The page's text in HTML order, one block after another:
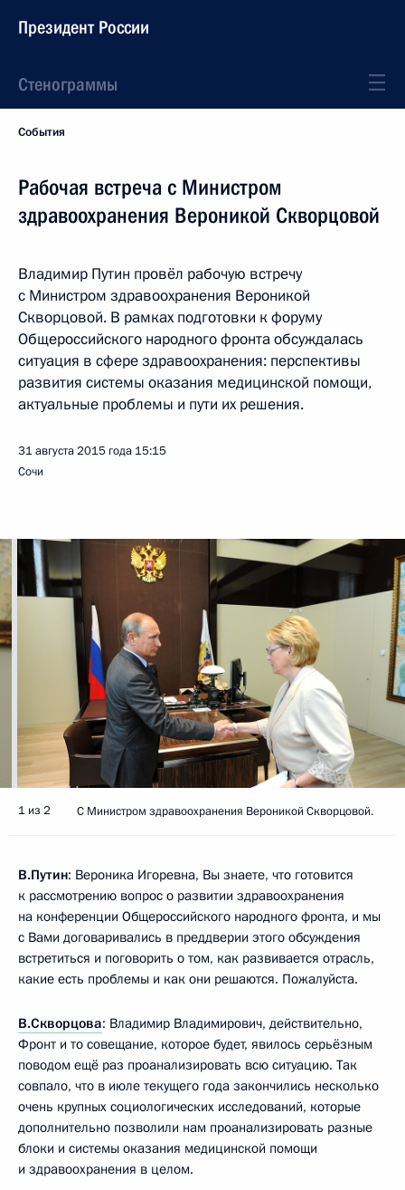
Президент России
Стенограммы
События
Рабочая встреча с Министром
здравоохранения Вероникой Скворцовой
Владимир Путин провёл рабочую встречу
с Министром здравоохранения Вероникой
Скворцовой. В рамках подготовки к форуму
Общероссийского народного фронта обсуждалась
ситуация в сфере здравоохранения: перспективы
развития системы оказания медицинской помощи,
актуальные проблемы и пути их решения.
31 августа 2015 года 15:15
Сочи
1 из 2 С Министром здравоохранения Вероникой Скворцовой.
В.Путин: Вероника Игоревна, Вы знаете, что готовится
к рассмотрению вопрос о развитии здравоохранения
на конференции Общероссийского народного фронта, и мы
с Вами договаривались в преддверии этого обсуждения
встретиться и поговорить о том, как развивается отрасль,
какие есть проблемы и как они решаются. Пожалуйста.
В.Скворцова: Владимир Владимирович, действительно,
Фронт и то совещание, которое будет, явилось серьёзным
поводом ещё раз проанализировать всю ситуацию. Так
совпало, что в июле текущего года закончились несколько
очень крупных социологических исследований, которые
дополнительно позволили нам проанализировать разные
блоки и системы оказания медицинской помощи
и здравоохранения в целом.